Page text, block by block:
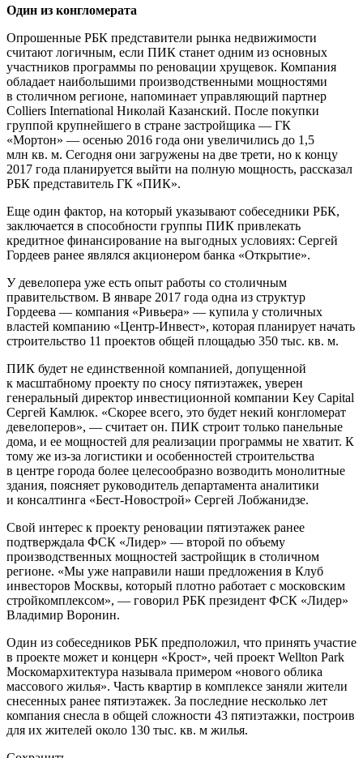
Один из конгломерата
Опрошенные РБК представители рынка недвижимости
считают логичным, если ПИК станет одним из основных
участников программы по реновации хрущевок. Компания
обладает наибольшими производственными мощностями
в столичном регионе, напоминает управляющий партнер
Colliers International Николай Казанский. После покупки
группой крупнейшего в стране застройщика — ГК
«Мортон» — осенью 2016 года они увеличились до 1,5
млн кв. м. Сегодня они загружены на две трети, но к концу
2017 года планируется выйти на полную мощность, рассказал
РБК представитель ГК «ПИК».
Еще один фактор, на который указывают собеседники РБК,
заключается в способности группы ПИК привлекать
кредитное финансирование на выгодных условиях: Сергей
Гордеев ранее являлся акционером банка «Открытие».
У девелопера уже есть опыт работы со столичным
правительством. В январе 2017 года одна из структур
Гордеева — компания «Ривьера» — купила у столичных
властей компанию «Центр-Инвест», которая планирует начать
строительство 11 проектов общей площадью 350 тыс. кв. м.
ПИК будет не единственной компанией, допущенной
к масштабному проекту по сносу пятиэтажек, уверен
генеральный директор инвестиционной компании Key Capital
Сергей Камлюк. «Скорее всего, это будет некий конгломерат
девелоперов», — считает он. ПИК строит только панельные
дома, и ее мощностей для реализации программы не хватит. К
тому же из-за логистики и особенностей строительства
в центре города более целесообразно возводить монолитные
здания, поясняет руководитель департамента аналитики
и консалтинга «Бест-Новострой» Сергей Лобжанидзе.
Свой интерес к проекту реновации пятиэтажек ранее
подтверждала ФСК «Лидер» — второй по объему
производственных мощностей застройщик в столичном
регионе. «Мы уже направили наши предложения в Клуб
инвесторов Москвы, который плотно работает с московским
стройкомплексом», — говорил РБК президент ФСК «Лидер»
Владимир Воронин.
Один из собеседников РБК предположил, что принять участие
в проекте может и концерн «Крост», чей проект Wellton Park
Москомархитектура называла примером «нового облика
массового жилья». Часть квартир в комплексе заняли жители
снесенных ранее пятиэтажек. За последние несколько лет
компания снесла в общей сложности 43 пятиэтажки, построив
для их жителей около 130 тыс. кв. м жилья.